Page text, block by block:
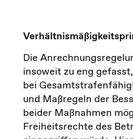
Die
insoweit zu eng
bei
und Maßregeln der
beider Maßnahmen
Freiheitsrechte des